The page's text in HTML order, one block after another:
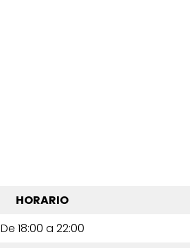
HORARIO
De 18:00 a 22:00